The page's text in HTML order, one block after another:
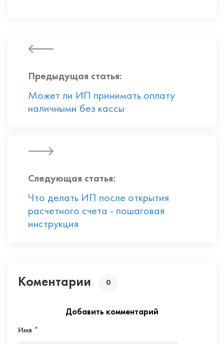
Предыдущая статья:
Может ли ИП принимать оплату
наличными без кассы
Следующая статья:
Что делать ИП после открытия
расчетного счета - пошаговая
инструкция
Коментарии 0
Добавить комментарий
Имя *